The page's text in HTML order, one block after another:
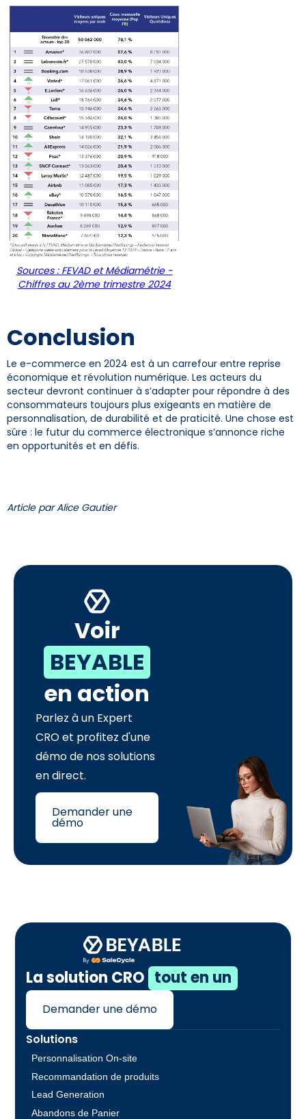
Sources : FEVAD et Médiamétrie -
Chiffres au 2ème trimestre 2024
Conclusion
Le e-commerce en 2024 est à un carrefour entre reprise
économique et révolution numérique. Les acteurs du
secteur devront continuer à s’adapter pour répondre à des
consommateurs toujours plus exigeants en matière de
personnalisation, de durabilité et de praticité. Une chose est
sûre : le futur du commerce électronique s’annonce riche
en opportunités et en défis.
Article par Alice Gautier
Voir
BEYABLE
en action
Parlez à un Expert
CRO et profitez d'une
démo de nos solutions
en direct.
Demander une
démo
La solution CRO tout en un
Demander une démo
Solutions
Personnalisation On-site
Recommandation de produits
Lead Generation
Abandons de Panier